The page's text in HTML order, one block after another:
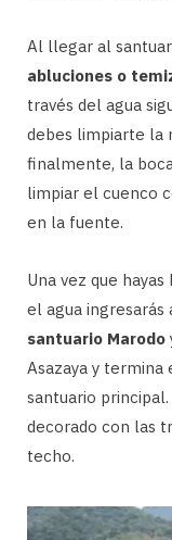
Al llegar al
abluciones o
través del agua
debes limpiarte la
finalmente, la
limpiar el cuenco
en la fuente.
Una vez que
el agua
santuario Marodo
Asazaya y
santuario
decorado con las
techo.